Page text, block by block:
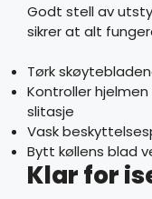
Godt stell av
sikrer at alt
Tørk
Kontroller
slitasje
Vask
Bytt køllens blad
Klar for